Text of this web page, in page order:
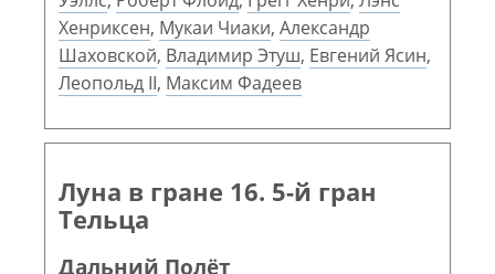
Хенриксен, Мукаи Чиаки, Александр
Шаховской, Владимир Этуш, Евгений Ясин,
Леопольд II, Максим Фадеев
Луна в гране 16. 5-й гран
Тельца
Дальний Полёт